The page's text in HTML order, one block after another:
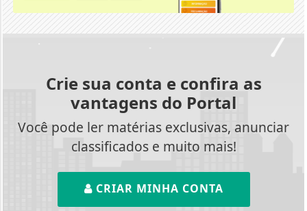
Crie sua conta e confira as
vantagens do Portal
Você pode ler matérias exclusivas, anunciar
classificados e muito mais!
CRIAR MINHA CONTA